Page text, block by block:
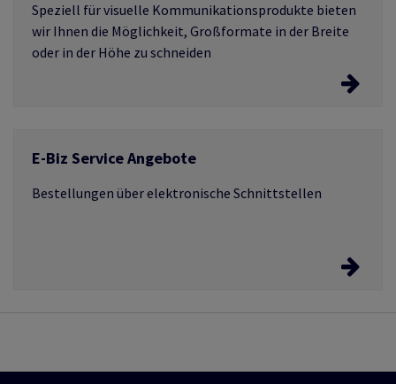
Speziell für visuelle Kommunikationsprodukte bieten
wir Ihnen die Möglichkeit, Großformate in der Breite
oder in der Höhe zu schneiden
Erleben Sie den Schneide Service
E-Biz Service Angebote
Bestellungen über elektronische Schnittstellen
unsere E-Biz Service Angebote. Vom 24/7 Webshop,